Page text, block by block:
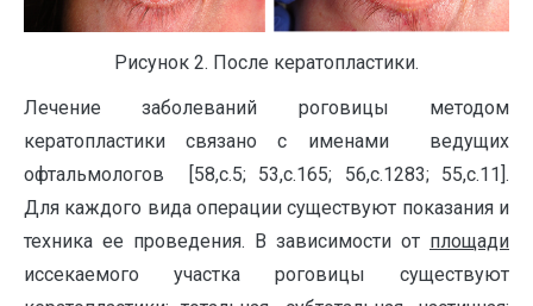
Рисунок 2. После кератопластики.
Лечение заболеваний роговицы методом
кератопластики связано с именами ведущих
офтальмологов [58,с.5; 53,с.165; 56,с.1283; 55,с.11].
Для каждого вида операции существуют показания и
техника ее проведения. В зависимости от площади
иссекаемого участка роговицы существуют